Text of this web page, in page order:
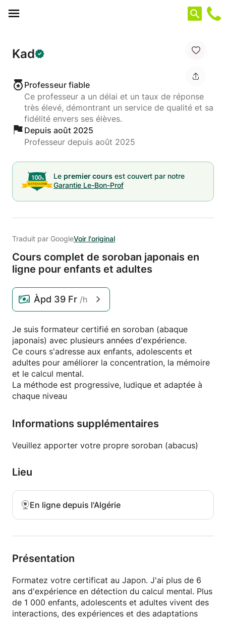
Kad
Professeur fiable
Ce professeur a un délai et un taux de réponse
très élevé, démontrant un service de qualité et sa
fidélité envers ses élèves.
Depuis août 2025
Professeur depuis août 2025
Le premier cours est couvert par notre
Garantie Le-Bon-Prof
Traduit par GoogleVoir l'original
Cours complet de soroban japonais en
ligne pour enfants et adultes
Àpd 39 Fr /h
Je suis formateur certifié en soroban (abaque
japonais) avec plusieurs années d'expérience.
Ce cours s'adresse aux enfants, adolescents et
adultes pour améliorer la concentration, la mémoire
et le calcul mental.
La méthode est progressive, ludique et adaptée à
chaque niveau
Informations supplémentaires
Veuillez apporter votre propre soroban (abacus)
Lieu
En ligne depuis l'Algérie
Présentation
Formatez votre certificat au Japon. J'ai plus de 6
ans d'expérience en détection du calcul mental. Plus
de 1 000 enfants, adolescents et adultes vivent des
interactions, des expériences et des adaptations